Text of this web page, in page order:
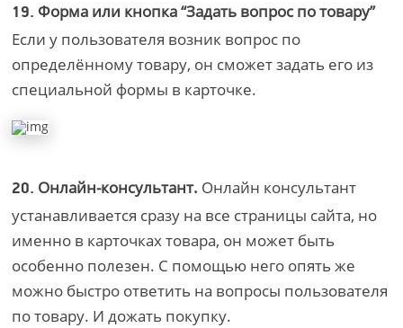
19. Форма или кнопка “Задать вопрос по товару”
Если у пользователя возник вопрос по
определённому товару, он сможет задать его из
специальной формы в карточке.
20. Онлайн-консультант. Онлайн консультант
устанавливается сразу на все страницы сайта, но
именно в карточках товара, он может быть
особенно полезен. С помощью него опять же
можно быстро ответить на вопросы пользователя
по товару. И дожать покупку.